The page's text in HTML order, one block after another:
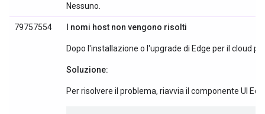
Nessuno.
79757554 I nomi host non vengono risolti
Dopo l'installazione o l'upgrade di Edge per il cloud
Soluzione:
Per risolvere il problema, riavvia il componente UI